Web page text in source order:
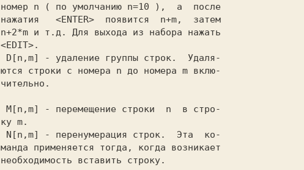
номер n ( по умолчанию n=10
),  а  после
нажатия <ЕNТЕR> появится n+m,
n+2*m
<ЕDIТ>.
D[n,m]
- удаление группы строк.  Удаля-
ются строки с номера n до номера m вклю-
чительно.
М[n,m] - перемещение строки n
в стро-
ку m.
N[n,m]
- перенумерация строк.  Эта  ко-
манда применяется тогда, когда возникает
необходимость вставить строку.